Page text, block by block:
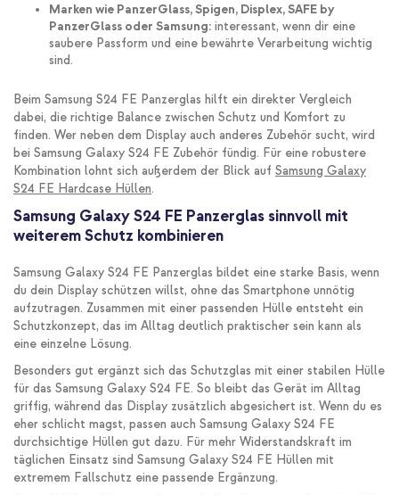
Marken wie PanzerGlass, Spigen, Displex, SAFE by
PanzerGlass oder Samsung: interessant, wenn dir eine
saubere Passform und eine bewährte Verarbeitung wichtig
sind.
Beim Samsung S24 FE Panzerglas hilft ein direkter Vergleich
dabei, die richtige Balance zwischen Schutz und Komfort zu
finden. Wer neben dem Display auch anderes Zubehör sucht, wird
bei Samsung Galaxy S24 FE Zubehör fündig. Für eine robustere
Kombination lohnt sich außerdem der Blick auf Samsung Galaxy
S24 FE Hardcase Hüllen.
Samsung Galaxy S24 FE Panzerglas sinnvoll mit
weiterem Schutz kombinieren
Samsung Galaxy S24 FE Panzerglas bildet eine starke Basis, wenn
du dein Display schützen willst, ohne das Smartphone unnötig
aufzutragen. Zusammen mit einer passenden Hülle entsteht ein
Schutzkonzept, das im Alltag deutlich praktischer sein kann als
eine einzelne Lösung.
Besonders gut ergänzt sich das Schutzglas mit einer stabilen Hülle
für das Samsung Galaxy S24 FE. So bleibt das Gerät im Alltag
griffig, während das Display zusätzlich abgesichert ist. Wenn du es
eher schlicht magst, passen auch Samsung Galaxy S24 FE
durchsichtige Hüllen gut dazu. Für mehr Widerstandskraft im
täglichen Einsatz sind Samsung Galaxy S24 FE Hüllen mit
extremem Fallschutz eine passende Ergänzung.